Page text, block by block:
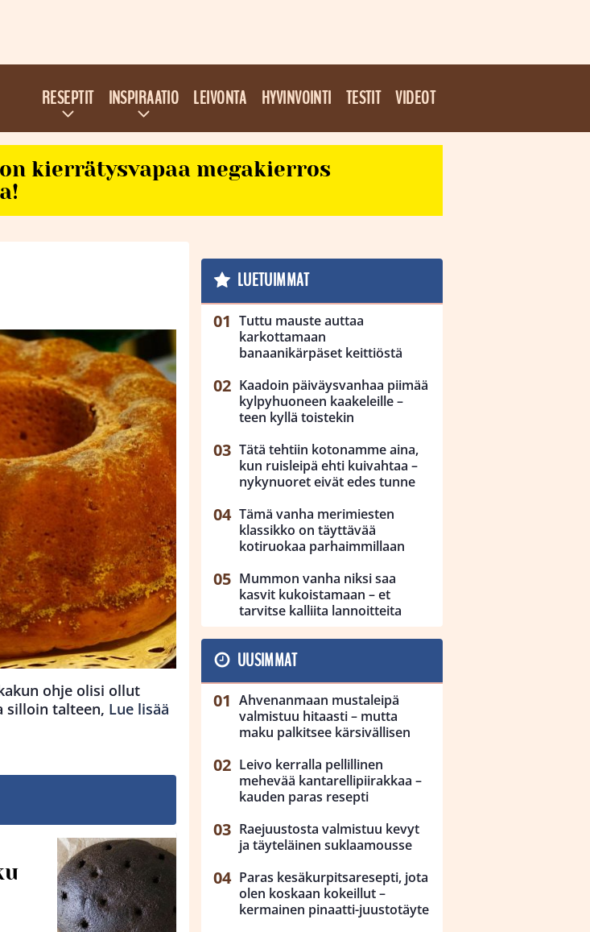
RESEPTIT INSPIRAATIO LEIVONTA HYVINVOINTI TESTIT VIDEOT
kierrätysvapaa megakierros
ohje olisi ollut
silloin talteen, Lue lisää
LUETUIMMAT
Tuttu mauste auttaa
karkottamaan
banaanikärpäset keittiöstä
Kaadoin päiväysvanhaa piimää
kylpyhuoneen kaakeleille –
teen kyllä toistekin
Tätä tehtiin kotonamme aina,
kun ruisleipä ehti kuivahtaa –
nykynuoret eivät edes tunne
Tämä vanha merimiesten
klassikko on täyttävää
kotiruokaa parhaimmillaan
Mummon vanha niksi saa
kasvit kukoistamaan – et
tarvitse kalliita lannoitteita
UUSIMMAT
Ahvenanmaan mustaleipä
valmistuu hitaasti – mutta
maku palkitsee kärsivällisen
Leivo kerralla pellillinen
mehevää kantarellipiirakkaa –
kauden paras resepti
Raejuustosta valmistuu kevyt
ja täyteläinen suklaamousse
Paras kesäkurpitsaresepti, jota
olen koskaan kokeillut –
kermainen pinaatti-juustotäyte